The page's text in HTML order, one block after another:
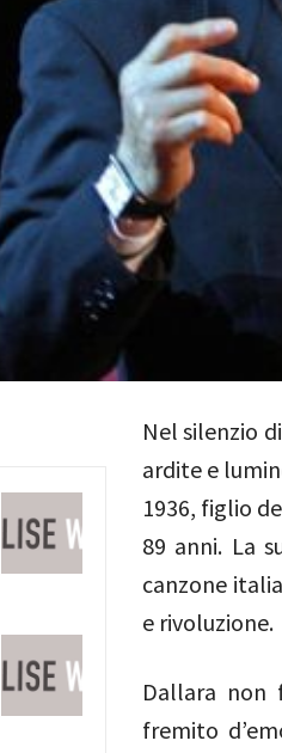
Nel silenzio
ardite e
1936, figlio
89 anni. La
canzone
e rivoluzione.
Dallara non
fremito